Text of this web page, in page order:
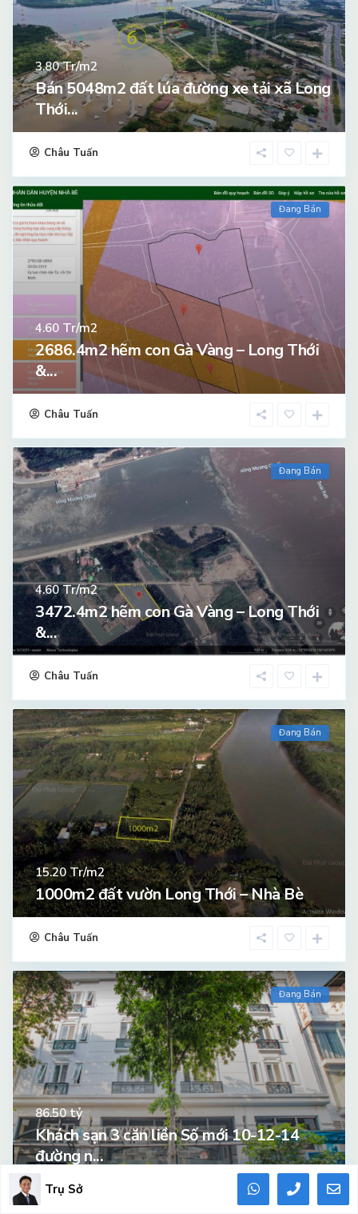
3.80Tr/m2
Bán 5048m2 đất lúa đường xe tải xã Long
Thới...
Châu Tuấn
Đang Bán
4.60 Tr/m2
2686.4m2 hẽm con Gà Vàng – Long Thới
&...
Châu Tuấn
Đang Bán
4.60Tr/m2
3472.4m2 hẽm con Gà Vàng – Long Thới
&...
Châu Tuấn
Đang Bán
15.20Tr/m2
1000m2 đất vườn Long Thới – Nhà Bè
Châu Tuấn
Đang Bán
86.50tỷ
Khách sạn 3 căn liền Số mới 10-12-14
đường n...
Châu Tuấn
Trụ Sở